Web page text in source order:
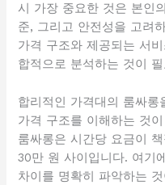
시 가장 중요한 것은 본인
준, 그리고 안전성을 고려
가격 구조와 제공되는 서
합적으로 분석하는 것이
합리적인 가격대의 룸싸
가격 구조를 이해하는 것
룸싸롱은 시간당 요금이
30만 원 사이입니다. 여기
차이를 명확히 파악하는